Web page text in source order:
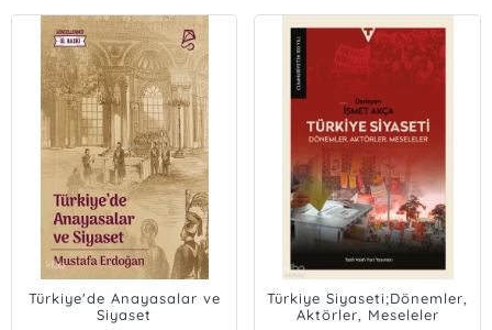
Türkiye'de Anayasalar ve
Siyaset
Türkiye Siyaseti;Dönemler,
Aktörler, Meseleler